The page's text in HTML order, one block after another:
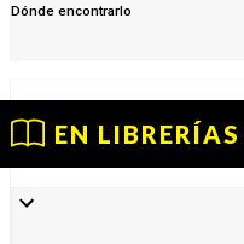
Dónde encontrarlo
EN LIBRERÍAS